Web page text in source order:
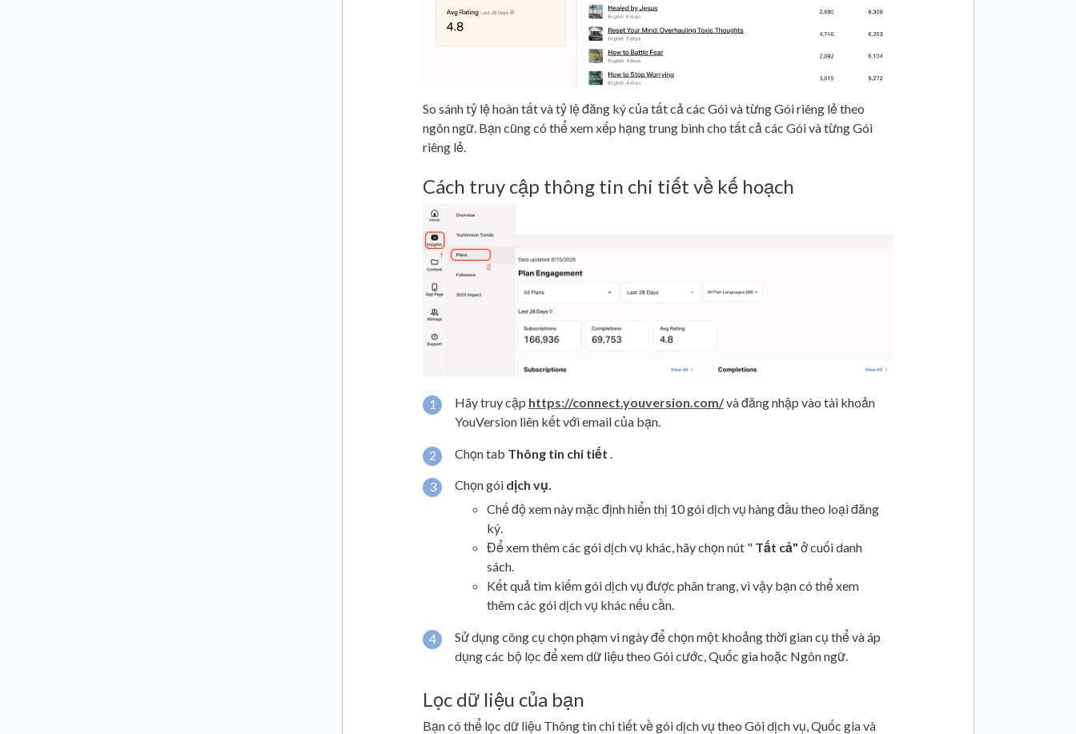
So sánh tỷ lệ hoàn tất và tỷ lệ đăng ký của tất cả các Gói và từng Gói riêng lẻ theo
ngôn ngữ. Bạn cũng có thể xem xếp hạng trung bình cho tất cả các Gói và từng Gói
riêng lẻ.
Cách truy cập thông tin chi tiết về kế hoạch
Hãy truy cập https://connect.youversion.com/và đăng nhập vào tài khoản
YouVersion liên kết với email của bạn.
Chọn tab Thông tin chi tiết
Chọn gói dịch vụ.
Chế độ xem này mặc định hiển thị 10 gói dịch vụ hàng đầu theo loại đăng
ký.
Để xem thêm các gói dịch vụ khác, hãy chọn nút " Tất cả" ở cuối danh
sách.
Kết quả tìm kiếm gói dịch vụ được phân trang, vì vậy bạn có thể xem
thêm các gói dịch vụ khác nếu cần.
Sử dụng công cụ chọn phạm vi ngày để chọn một khoảng thời gian cụ thể và áp
dụng các bộ lọc để xem dữ liệu theo Gói cước, Quốc gia hoặc Ngôn ngữ.
Lọc dữ liệu của bạn
Bạn có thể lọc dữ liệu Thông tin chi tiết về gói dịch vụ theo Gói dịch vụ, Quốc gia và